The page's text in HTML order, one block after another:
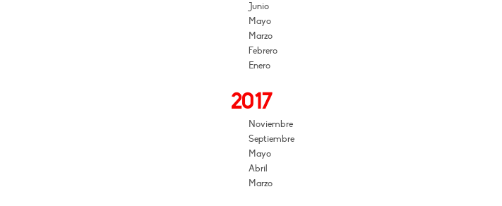
Junio
Mayo
Marzo
Febrero
Enero
2017
Noviembre
Septiembre
Mayo
Abril
Marzo